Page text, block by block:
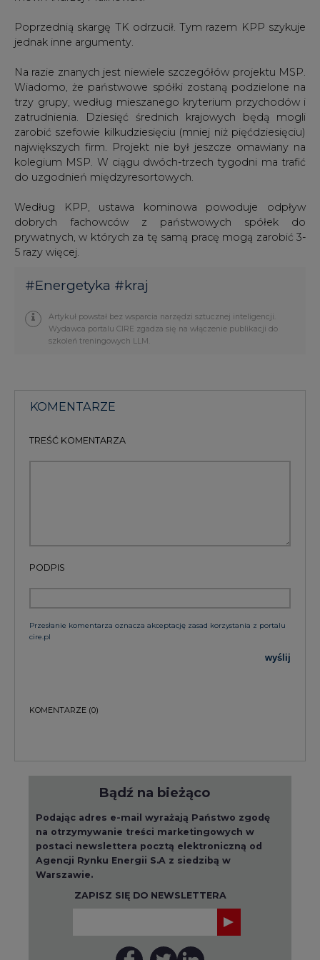
Poprzednią skargę TK odrzucił. Tym razem KPP szykuje
jednak inne argumenty.
Na razie znanych jest niewiele szczegółów projektu MSP.
Wiadomo, że państwowe spółki zostaną podzielone na
trzy grupy, według mieszanego kryterium przychodów i
zatrudnienia. Dziesięć średnich krajowych będą mogli
zarobić szefowie kilkudziesięciu (mniej niż pięćdziesięciu)
największych firm. Projekt nie był jeszcze omawiany na
kolegium MSP. W ciągu dwóch-trzech tygodni ma trafić
do uzgodnień międzyresortowych.
Według KPP, ustawa kominowa powoduje odpływ
dobrych fachowców z państwowych spółek do
prywatnych, w których za tę samą pracę mogą zarobić 3-
5 razy więcej.
#Energetyka #kraj
Artykuł powstał bez wsparcia narzędzi sztucznej inteligencji.
Wydawca portalu CIRE zgadza się na włączenie publikacji do
szkoleń treningowych LLM.
KOMENTARZE
TREŚĆ KOMENTARZA
PODPIS
Przesłanie komentarza oznacza akceptację zasad korzystania z portalu
cire.pl
wyślij
KOMENTARZE (0)
Bądź na bieżąco
Podając adres e-mail wyrażają Państwo zgodę
na otrzymywanie treści marketingowych w
postaci newslettera pocztą elektroniczną od
Agencji Rynku Energii S.A z siedzibą w
Warszawie.
ZAPISZ SIĘ DO NEWSLETTERA